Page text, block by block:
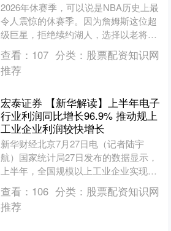
2026年休赛季，可以说是NBA历史上最
令人震惊的休赛季。因为詹姆斯这位超
级巨星，拒绝续约湖人，选择以老将底
薪加盟费城76人队。有关詹姆斯的消
息，几乎充斥着整个....
查看： 107 分类： 股票配资知识网
推荐
宏泰证券 【新华解读】上半年电子
行业利润同比增长96.9% 推动规上
工业企业利润较快增长
新华财经北京7月27日电（记者陆宇
航）国家统计局27日发布的数据显示，
上半年，全国规模以上工业企业实现利
润总额39479.9亿元，同比增长18.7%，
较一季度加....
查看： 106 分类： 股票配资知识网
推荐